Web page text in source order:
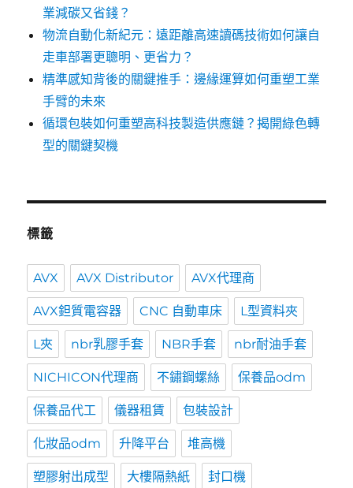
業減碳又省錢？
物流自動化新紀元：遠距離高速讀碼技術如何讓自
走車部署更聰明、更省力？
精準感知背後的關鍵推手：邊緣運算如何重塑工業
手臂的未來
循環包裝如何重塑高科技製造供應鏈？揭開綠色轉
型的關鍵契機
標籤
AVX AVX Distributor AVX代理商
AVX鉭質電容器 CNC 自動車床 L型資料夾
L夾 nbr乳膠手套 NBR手套 nbr耐油手套
NICHICON代理商 不鏽鋼螺絲 保養品odm
保養品代工 儀器租賃 包裝設計
化妝品odm 升降平台 堆高機
塑膠射出成型 大樓隔熱紙 封口機